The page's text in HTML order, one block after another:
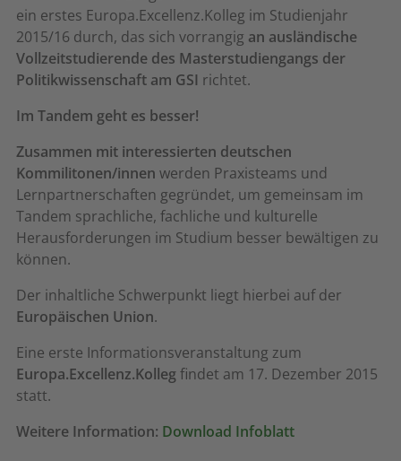
ein erstes Europa.Excellenz.Kolleg im Studienjahr
2015/16 durch, das sich vorrangig an ausländische
Vollzeitstudierende des Masterstudiengangs der
Politikwissenschaft am GSI richtet.
Im Tandem geht es besser!
Zusammen mit interessierten deutschen
Kommilitonen/innen werden Praxisteams und
Lernpartnerschaften gegründet, um gemeinsam im
Tandem sprachliche, fachliche und kulturelle
Herausforderungen im Studium besser bewältigen zu
können.
Der inhaltliche Schwerpunkt liegt hierbei auf der
Europäischen Union.
Eine erste Informationsveranstaltung zum
Europa.Excellenz.Kollegfindet am 17. Dezember 2015
statt.
Weitere Information: Download Infoblatt